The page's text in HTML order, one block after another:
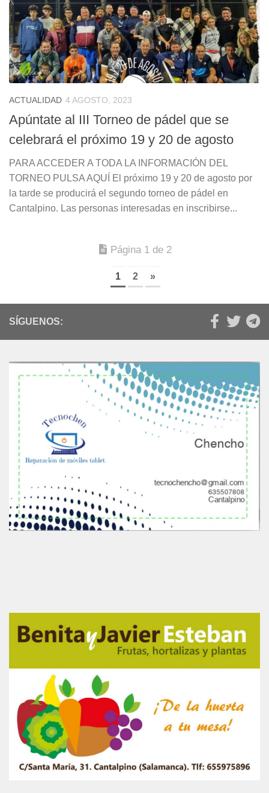
ACTUALIDAD 4 AGOSTO, 2023
Apúntate al III Torneo de pádel que se
celebrará el próximo 19 y 20 de agosto
PARA ACCEDER A TODA LA INFORMACIÓN DEL
TORNEO PULSA AQUÍ El próximo 19 y 20 de agosto por
la tarde se producirá el segundo torneo de pádel en
Cantalpino. Las personas interesadas en inscribirse...
Página 1 de 2
1 2 »
SÍGUENOS: